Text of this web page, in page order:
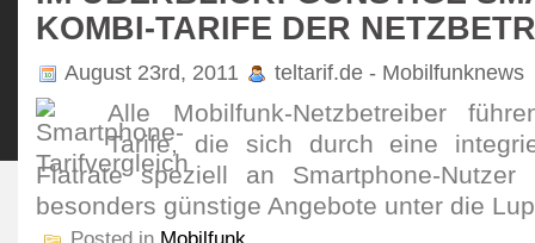
KOMBI-TARIFE DER
August 23rd, 2011 teltarif.de - Mobilfunknews
Alle Mobilfunk-Netzbetreiber
Tarife, die sich durch eine
Flatrate speziell an Smartphone-
besonders günstige Angebote unter die